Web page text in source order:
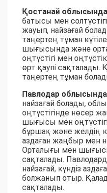
Қостанай облысында
батысы мен
жауып, найзағай
таңертең тұман
шығысында және
оңтүстігі мен
өрт қаупі сақталады.
таңертең тұман
Павлодар облысында
найзағай болады,
оңтүстігінде нөсер
шығысы мен
бұршақ және желдің
аздаған жаңбыр мен
Орталығы мен
сақталады.
найзағай, күндіз
болжанып отыр.
сақталады.